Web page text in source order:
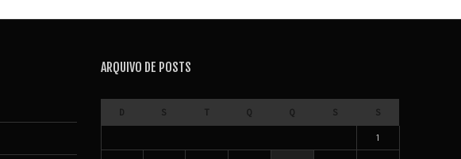
ARQUIVO DE POSTS
D S T Q Q S S
1